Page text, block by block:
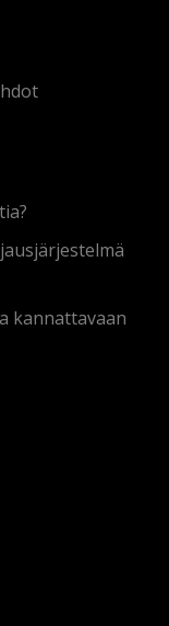
kannattavaan